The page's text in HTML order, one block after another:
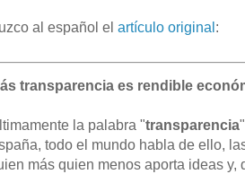
al español el artículo original:
transparencia es rendible
la palabra "transparencia
todo el mundo habla de ello,
más quien menos aporta ideas y,